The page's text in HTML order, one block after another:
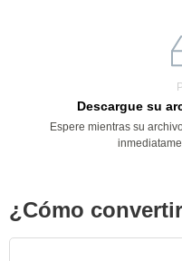
Descargue su
Espere mientras su
¿Cómo